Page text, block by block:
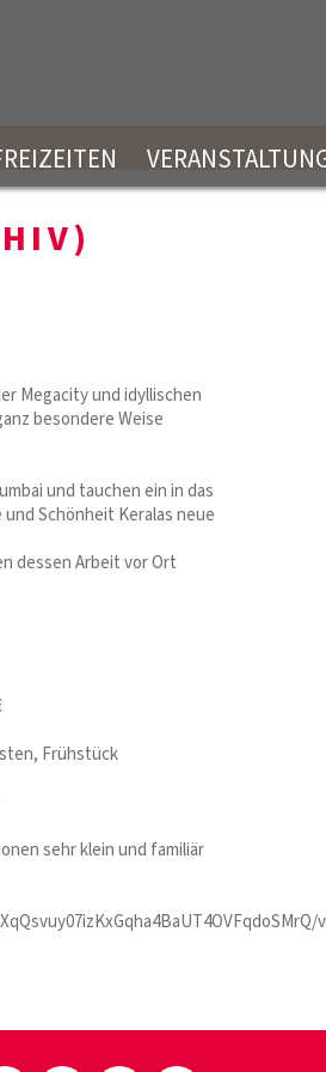
Megacity und idyllischen
besondere Weise
und tauchen ein in das
Schönheit Keralas neue
dessen Arbeit vor Ort
Frühstück
sehr klein und familiär